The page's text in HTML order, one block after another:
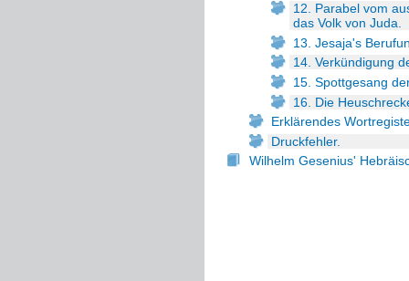
12. Parabel vom
das Volk von Juda.
13. Jesaja's
14. Verkündigung
15. Spottgesang
16. Die
Erklärendes
Druckfehler.
Wilhelm Gesenius'